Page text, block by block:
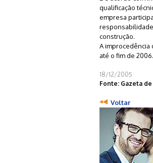
qualificação
empresa
construção.
A improcedência
até o fim de 2006.
18/12/2005
Fonte: Gazeta
Voltar